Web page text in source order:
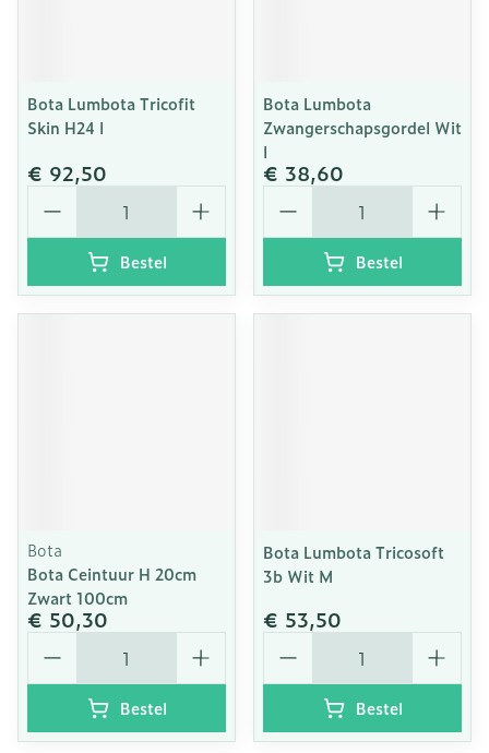
Bota Lumbota Tricofit
Skin H24 l
€ 92,50
Aantal
Bestel
Bota Lumbota
Zwangerschapsgordel Wit
l
€ 38,60
Aantal
Bestel
Bota
Bota Ceintuur H 20cm
Zwart 100cm
€ 50,30
Aantal
Bestel
Bota Lumbota Tricosoft
3b Wit M
€ 53,50
Aantal
Bestel